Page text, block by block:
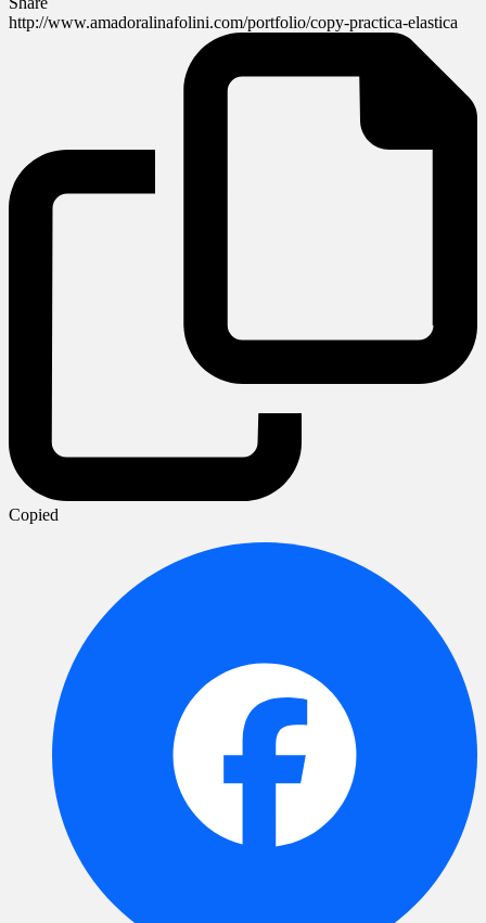
http://www.amadoralinafolini.com/portfolio/copy-practica-elastica
Copied